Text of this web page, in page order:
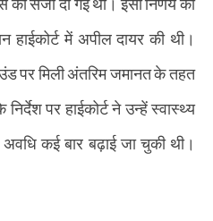
हाईकोर्ट में अपील दायर की थी।
पर मिली अंतरिम जमानत के तहत
पर हाईकोर्ट ने उन्हें स्वास्थ्य
कई बार बढ़ाई जा चुकी थी।